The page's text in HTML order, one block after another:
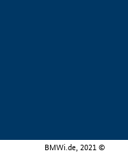
BMWi.de, 2021 ©